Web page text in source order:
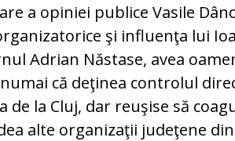
a opiniei publice Vasile
şi influenţa lui
Adrian Năstase, avea
că deţinea controlul
la Cluj, dar reuşise să
alte organizaţii judeţene din